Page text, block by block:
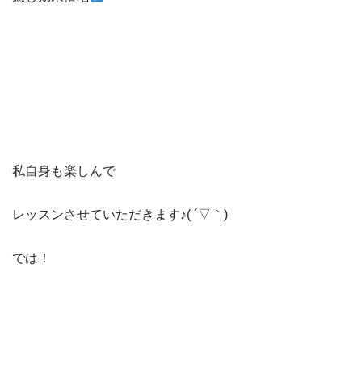
私自身も楽しんで
レッスンさせていただきます♪( ´▽｀)
では！